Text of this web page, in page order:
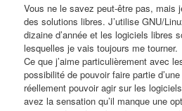
Vous ne le savez peut-être pas, mais
des solutions libres. J’utiliseGNU/
dizaine d’année et les logiciels libres
lesquelles je vais toujours me tourner.
Ce que j’aime particulièrement avec
possibilité de pouvoir faire partie
réellement pouvoir agir sur les
avez la sensation qu’il manque une